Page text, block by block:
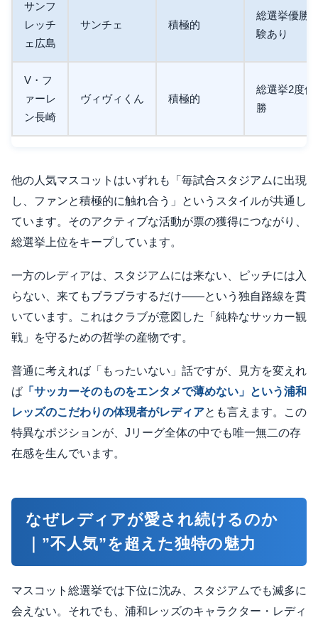
サンフ
レッチ
ェ広島
サンチェ 積極的
総選挙優勝
験あり
V・フ
ァーレ
ン長崎
ヴィヴィくん 積極的
総選挙2度優
勝
他の人気マスコットはいずれも「毎試合スタジアムに出現
し、ファンと積極的に触れ合う」というスタイルが共通し
ています。そのアクティブな活動が票の獲得につながり、
総選挙上位をキープしています。
一方のレディアは、スタジアムには来ない、ピッチには入
らない、来てもブラブラするだけ——という独自路線を貫
いています。これはクラブが意図した「純粋なサッカー観
戦」を守るための哲学の産物です。
普通に考えれば「もったいない」話ですが、見方を変えれ
ば 「サッカーそのものをエンタメで薄めない」という浦和
レッズのこだわりの体現者がレディアとも言えます。この
特異なポジションが、Jリーグ全体の中でも唯一無二の存
在感を生んでいます。
なぜレディアが愛され続けるのか
｜”不人気”を超えた独特の魅力
マスコット総選挙では下位に沈み、スタジアムでも滅多に
会えない。それでも、浦和レッズのキャラクター・レディ